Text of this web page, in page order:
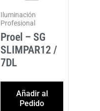
Iluminación
Profesional
Proel – SG
SLIMPAR12 /
7DL
Añadir al
Pedido